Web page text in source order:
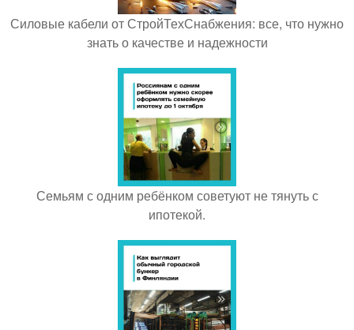
Силовые кабели от СтройТехСнабжения: все, что нужно
знать о качестве и надежности
Семьям с одним ребёнком советуют не тянуть с
ипотекой.